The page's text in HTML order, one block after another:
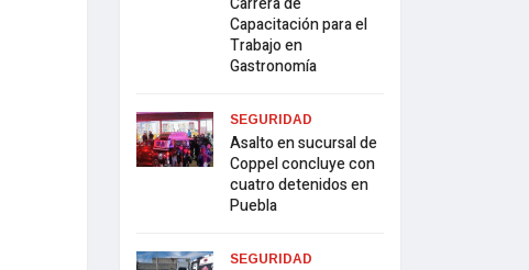
Capacitación para el
Trabajo en
Gastronomía
SEGURIDAD
Asalto en sucursal de
Coppel concluye con
cuatro detenidos en
Puebla
SEGURIDAD